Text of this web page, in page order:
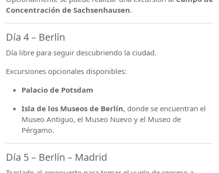
Concentración de Sachsenhausen.
Día 4 – Berlín
Día libre para seguir descubriendo la ciudad.
Excursiones opcionales disponibles:
Palacio de Potsdam
Isla de los Museos de Berlín, donde se encuentran el
Museo Antiguo, el Museo Nuevo y el Museo de
Pérgamo.
Día 5 – Berlín – Madrid